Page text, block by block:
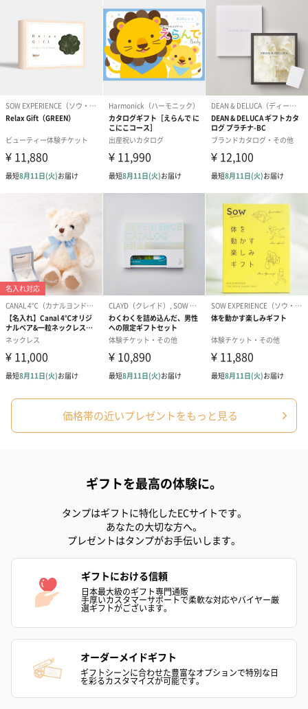
ゴールド（390円） ピンク（390円） グリーン（
のしカード
商品の形質上、のしを直接添付できない商品にのし風のカードを
※のし下はご記入いただけません。
※カードのデザインは一部変更する場合があります。
結婚祝い（御結婚御
祝）（110円）
出産祝い（御出産御
祝）（110円）
内祝い_蝶結
（110円）
しいギフトオプションをご用意いたしました。
商品と同梱してお届けいたします。
ノンカフェインフルー
ツティー（562円）
ヒー（875円）
カフェインレ
ー（519円）
結婚祝いちょい足しギフト
価格帯の近いプレゼントをもっと見る
ギフトを最高の体験に。
タンプはギフトに特化したECサイトです。
あなたの大切な方へ。
プレゼントはタンプがお手伝いします。
ギフトにおける信頼
日本最大級のギフト専門通販
手厚いカスタマーサポートで柔軟な対応やバイヤー厳
選ギフトがございます。
オーダーメイドギフト
ギフトシーンに合わせた豊富なオプションで特別な日
を彩るカスタマイズが可能です。